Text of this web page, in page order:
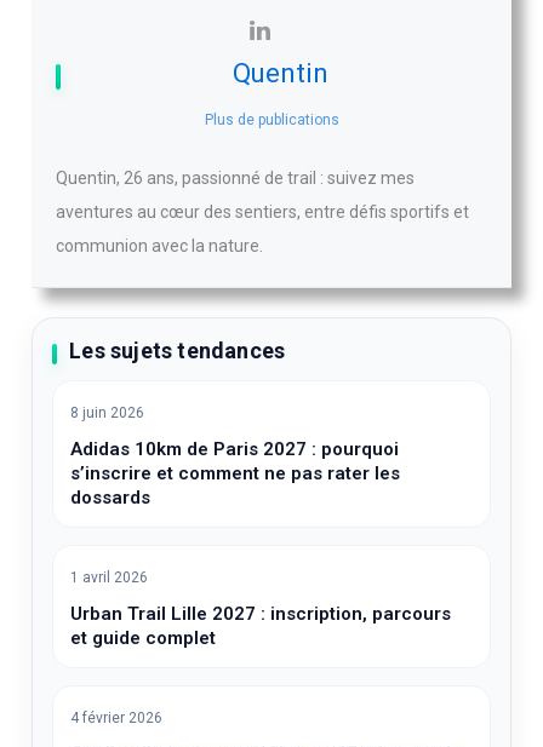
Quentin
Plus de publications
Quentin, 26 ans, passionné de trail : suivez mes
aventures au cœur des sentiers, entre défis sportifs et
communion avec la nature.
Les sujets tendances
8 juin 2026
Adidas 10km de Paris 2027 : pourquoi
s’inscrire et comment ne pas rater les
dossards
1 avril 2026
Urban Trail Lille 2027 : inscription, parcours
et guide complet
4 février 2026